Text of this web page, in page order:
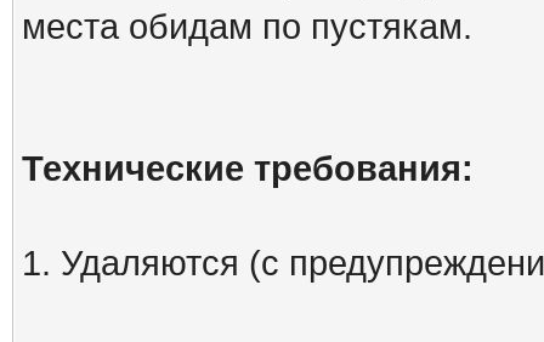
места обидам по пустякам.
Технические требования:
1. Удаляются (с